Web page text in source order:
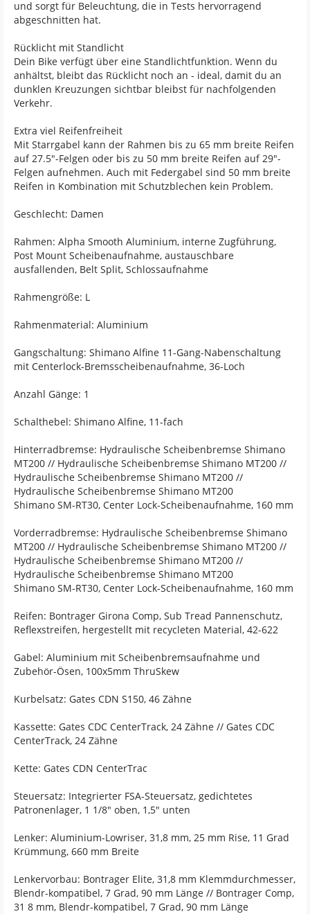
und sorgt für Beleuchtung, die in Tests hervorragend
abgeschnitten hat.
Rücklicht mit Standlicht
Dein Bike verfügt über eine Standlichtfunktion. Wenn du
anhältst, bleibt das Rücklicht noch an - ideal, damit du an
dunklen Kreuzungen sichtbar bleibst für nachfolgenden
Verkehr.
Extra viel Reifenfreiheit
Mit Starrgabel kann der Rahmen bis zu 65 mm breite Reifen
auf 27.5"-Felgen oder bis zu 50 mm breite Reifen auf 29"-
Felgen aufnehmen. Auch mit Federgabel sind 50 mm breite
Reifen in Kombination mit Schutzblechen kein Problem.
Geschlecht: Damen
Rahmen: Alpha Smooth Aluminium, interne Zugführung,
Post Mount Scheibenaufnahme, austauschbare
ausfallenden, Belt Split, Schlossaufnahme
Rahmengröße: L
Rahmenmaterial: Aluminium
Gangschaltung: Shimano Alfine 11-Gang-Nabenschaltung
mit Centerlock-Bremsscheibenaufnahme, 36-Loch
Anzahl Gänge: 1
Schalthebel: Shimano Alfine, 11-fach
Hinterradbremse: Hydraulische Scheibenbremse Shimano
MT200 // Hydraulische Scheibenbremse Shimano MT200 //
Hydraulische Scheibenbremse Shimano MT200 //
Hydraulische Scheibenbremse Shimano MT200
Shimano SM-RT30, Center Lock-Scheibenaufnahme, 160 mm
Vorderradbremse: Hydraulische Scheibenbremse Shimano
MT200 // Hydraulische Scheibenbremse Shimano MT200 //
Hydraulische Scheibenbremse Shimano MT200 //
Hydraulische Scheibenbremse Shimano MT200
Shimano SM-RT30, Center Lock-Scheibenaufnahme, 160 mm
Reifen: Bontrager Girona Comp, Sub Tread Pannenschutz,
Reflexstreifen, hergestellt mit recycleten Material, 42-622
Gabel: Aluminium mit Scheibenbremsaufnahme und
Zubehör-Ösen, 100x5mm ThruSkew
Kurbelsatz: Gates CDN S150, 46 Zähne
Kassette: Gates CDC CenterTrack, 24 Zähne // Gates CDC
CenterTrack, 24 Zähne
Kette: Gates CDN CenterTrac
Steuersatz: Integrierter FSA-Steuersatz, gedichtetes
Patronenlager, 1 1/8" oben, 1,5" unten
Lenker: Aluminium-Lowriser, 31,8 mm, 25 mm Rise, 11 Grad
Krümmung, 660 mm Breite
Lenkervorbau: Bontrager Elite, 31,8 mm Klemmdurchmesser,
Blendr-kompatibel, 7 Grad, 90 mm Länge // Bontrager Comp,
31 8 mm, Blendr-kompatibel, 7 Grad, 90 mm Länge